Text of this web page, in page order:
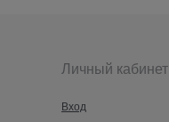
Личный кабинет
Вход